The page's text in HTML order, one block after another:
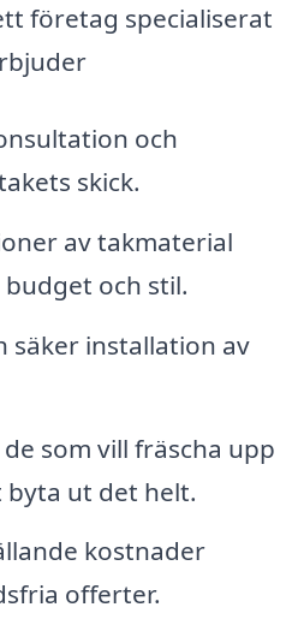
företag specialiserat
och
skick.
av takmaterial
och stil.
säker installation av
som vill fräscha upp
ut det helt.
kostnader
offerter.